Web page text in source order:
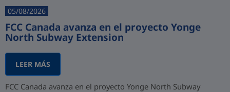
05/08/2026
FCC Canada avanza en el proyecto Yonge
North Subway Extension
LEER MÁS
FCC Canada avanza en el proyecto Yonge North Subway